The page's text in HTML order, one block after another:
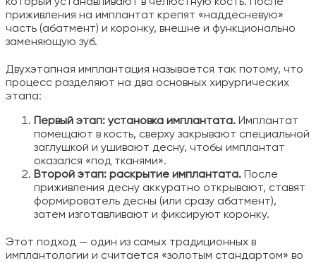
который устанавливают в челюстную кость. После
приживления на имплантат крепят «наддесневую»
часть (абатмент) и коронку, внешне и функционально
заменяющую зуб.
Двухэтапная имплантация называется так потому, что
процесс разделяют на два основных хирургических
этапа:
Первый этап: установка имплантата. Имплантат
помещают в кость, сверху закрывают специальной
заглушкой и ушивают десну, чтобы имплантат
оказался «под тканями».
Второй этап: раскрытие имплантата. После
приживления десну аккуратно открывают, ставят
формирователь десны (или сразу абатмент),
затем изготавливают и фиксируют коронку.
Этот подход — один из самых традиционных в
имплантологии и считается «золотым стандартом» во